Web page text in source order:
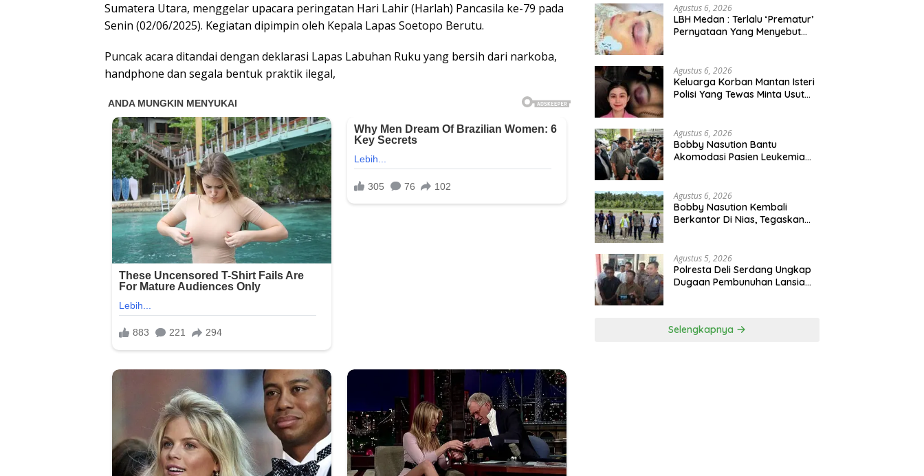
Sumatera Utara, menggelar upacara peringatan Hari Lahir (Harlah) Pancasila ke-79 pada
Senin (02/06/2025). Kegiatan dipimpin oleh Kepala Lapas Soetopo Berutu.
Puncak acara ditandai dengan deklarasi Lapas Labuhan Ruku yang bersih dari narkoba,
handphone dan segala bentuk praktik ilegal,
Agustus 6, 2026
LBH Medan : Terlalu ‘Prematur’
Pernyataan Yang Menyebut
Agustus 6, 2026
Keluarga Korban Mantan Isteri
Polisi Yang Tewas Minta Usut
Agustus 6, 2026
Bobby Nasution Bantu
Akomodasi Pasien Leukemia
Agustus 6, 2026
Bobby Nasution Kembali
Berkantor Di Nias, Tegaskan
Agustus 5, 2026
Polresta Deli Serdang Ungkap
Dugaan Pembunuhan Lansia
Selengkapnya